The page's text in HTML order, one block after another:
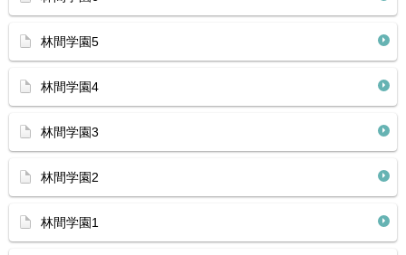
林間学園5
林間学園4
林間学園3
林間学園2
林間学園1